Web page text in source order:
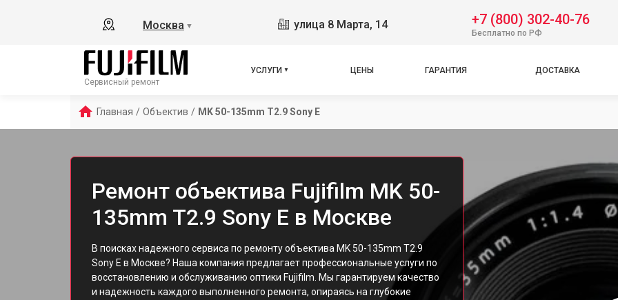
Москва ▼ улица 8 Марта, 14 +7 (800) 302-40-76
Бесплатно по РФ
Сервисный ремонт
УСЛУГИ ЦЕНЫ ГАРАНТИЯ ДОСТАВКА
Главная / Объектив / MK 50-135mm T2.9 Sony E
Ремонт объектива Fujifilm MK 50-
135mm T2.9 Sony E в Москве
В поисках надежного сервиса по ремонту объектива MK 50-135mm T2.9
Sony E в Москве? Наша компания предлагает профессиональные услуги по
восстановлению и обслуживанию оптики Fujifilm. Мы гарантируем качество
и надежность каждого выполненного ремонта, опираясь на глубокие